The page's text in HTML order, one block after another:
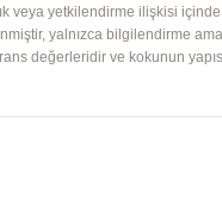
veya yetkilendirme ilişkisi içinde
yalnızca bilgilendirme
değerleridir ve kokunun